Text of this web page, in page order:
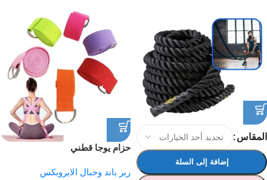
المقاس
إضافة إلى السلة
حزام يوجا قطني
ربر باند وحبال الايروبكس